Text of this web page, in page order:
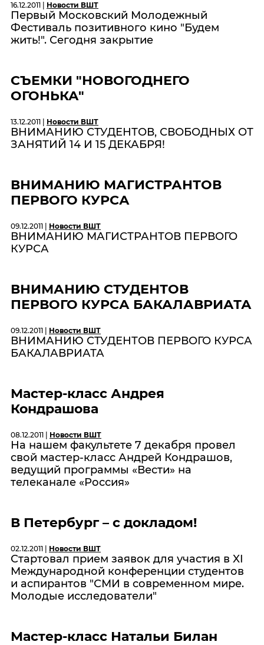
16.12.2011 | Новости ВШТ
Первый Московский Молодежный
Фестиваль позитивного кино "Будем
жить!". Сегодня закрытие
СЪЕМКИ "НОВОГОДНЕГО
ОГОНЬКА"
13.12.2011 | Новости ВШТ
ВНИМАНИЮ СТУДЕНТОВ, СВОБОДНЫХ ОТ
ЗАНЯТИЙ 14 И 15 ДЕКАБРЯ!
ВНИМАНИЮ МАГИСТРАНТОВ
ПЕРВОГО КУРСА
09.12.2011 | Новости ВШТ
ВНИМАНИЮ МАГИСТРАНТОВ ПЕРВОГО
КУРСА
ВНИМАНИЮ СТУДЕНТОВ
ПЕРВОГО КУРСА БАКАЛАВРИАТА
09.12.2011 | Новости ВШТ
ВНИМАНИЮ СТУДЕНТОВ ПЕРВОГО КУРСА
БАКАЛАВРИАТА
Мастер-класс Андрея
Кондрашова
08.12.2011 | Новости ВШТ
На нашем факультете 7 декабря провел
свой мастер-класс Андрей Кондрашов,
ведущий программы «Вести» на
телеканале «Россия»
В Петербург – с докладом!
02.12.2011 | Новости ВШТ
Стартовал прием заявок для участия в XI
Международной конференции студентов
и аспирантов "СМИ в современном мире.
Молодые исследователи"
Мастер-класс Натальи Билан